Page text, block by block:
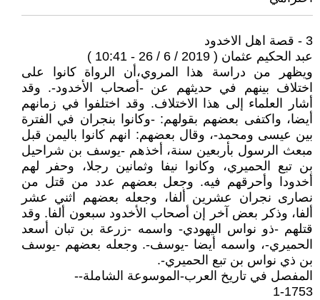
3 - قصة اهل الاخدود
عبد الحكيم عثمان ( 2019 / 6 / 26 - 10:41 )
ويظهر من دراسة هذا المروي،أن الرواة كانوا على
اختلاف بينهم في حديثهم عن -أصحاب الأخدود-. وقد
أشار العلماء إلى هذا الاختلاف. وقد اختلفوا في زمانهم
أيضا، واكتفى بعضهم بقولهم: -وكانوا بنجران في الفترة
بين عيسى ومحمد-، وقال بعضهم: انهم كانوا باليمن قبل
مبعث الرسول بأربعين سنة، أخذهم -يوسف بن شراحيل
بن تبع الحميري، وكانوا نيفا وثمانين رجلا، وحفر لهم
أخدودا وأحرقهم فيه. وجعل بعضهم عدد من قتل من
نصارى نجران عشرين ألفا، وجعله بعضهم اثني عشر
ألفا، وذكر بعض آخر إن أصحاب الأخدود سبعون ألفا. وقد
قتلهم -ذو نواس اليهودي- واسمه -زرعة بن تبان أسعد
الحميري-، واسمه أيضا -يوسف-. وجعله بعضهم -يوسف
بن ذي نواس بن تبع الحميري-.
المفصل في تاريخ العرب-الموسوعة الشاملة--
1-1753